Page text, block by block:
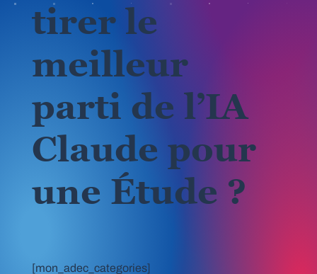
tirer le
meilleur
parti de l’IA
Claude pour
une Étude ?
[mon_adec_categories]